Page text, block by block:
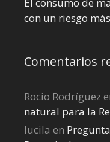
con un riesgo
Comentarios
Rocio Rodríguez
natural para la
lucila en